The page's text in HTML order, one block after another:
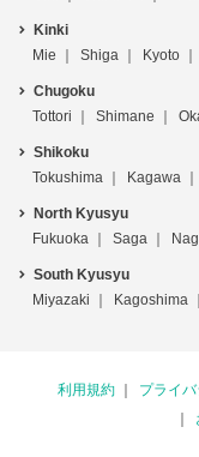
Kinki
Mie
Shiga Kyoto
Chugoku
Tottori
Shimane
Shikoku
Tokushima
Kagawa
North Kyusyu
Fukuoka
Saga
South Kyusyu
Miyazaki
Kagoshima
利用規約 プライ